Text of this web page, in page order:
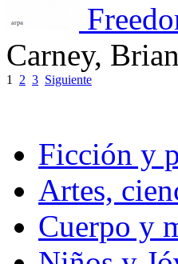
Carney,
1 2 3 Siguiente
Ficción y
Artes,
Cuerpo y